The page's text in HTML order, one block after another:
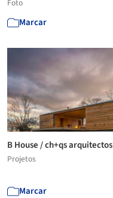
Foto
Marcar
B House / ch+qs arquitectos
Projetos
Marcar